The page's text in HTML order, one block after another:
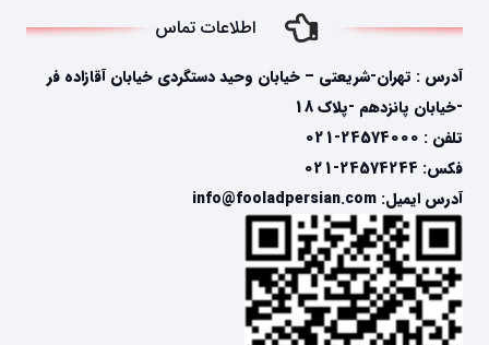
اطلاعات تماس
آدرس : تهران-شریعتی – خیابان وحید دستگردی خیابان آقازاده فر
-خیابان پانزدهم -پلاک 18
تلفن : 24574000-021
فکس: 24574244-021
آدرس ایمیل: info@fooladpersian.com